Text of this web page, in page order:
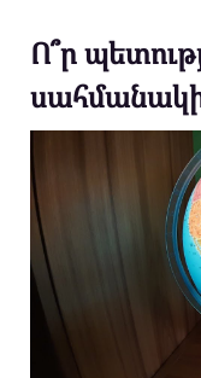
Ո՞ր